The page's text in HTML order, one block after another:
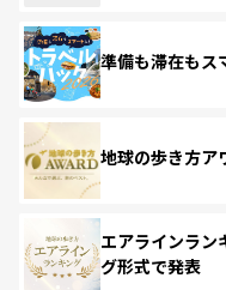
準備も滞在も
地球の歩き方ア
エアラインラ
グ形式で発表